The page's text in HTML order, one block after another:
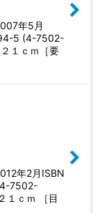
年5月
5 (4-7502-
１ｃｍ［要
年2月ISBN
7502-
１ｃｍ ［目